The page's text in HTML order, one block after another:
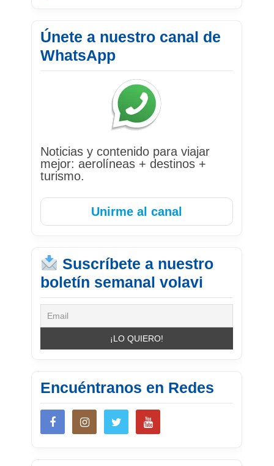
Únete a nuestro canal de
WhatsApp
Noticias y contenido para viajar
mejor: aerolíneas + destinos +
turismo.
Unirme al canal
Suscríbete a nuestro
boletín semanal volavi
Encuéntranos en Redes